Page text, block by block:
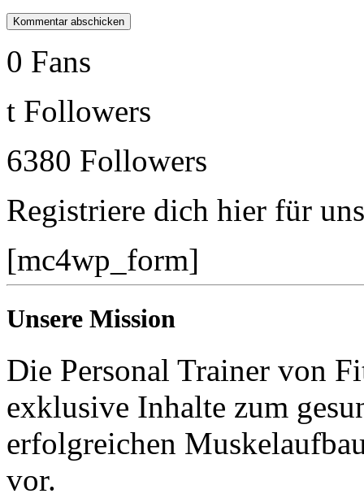
0 Fans
t Followers
6380 Followers
Registriere dich hier für
[mc4wp_form]
Unsere Mission
Die Personal Trainer von
exklusive Inhalte zum
erfolgreichen
vor.